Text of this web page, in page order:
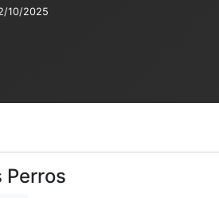
10/2025
Perros